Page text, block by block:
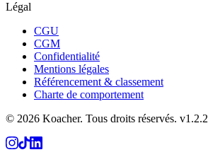
Légal
CGU
CGM
Confidentialité
Mentions légales
Référencement & classement
Charte de comportement
© 2026 Koacher. Tous droits réservés. v1.2.2